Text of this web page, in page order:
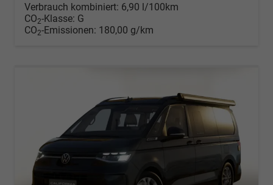
Verbrauch kombiniert: 6,90 l/100km
CO2-Klasse: G
CO2-Emissionen: 180,00 g/km